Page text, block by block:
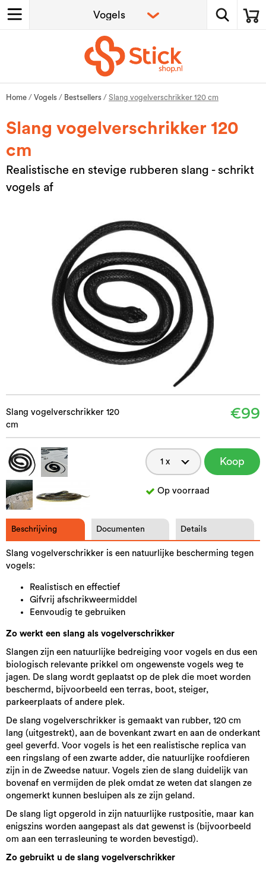
Home / Vogels / Bestsellers / Slang vogelverschrikker 120 cm
Slang vogelverschrikker 120
cm
Realistische en stevige rubberen slang - schrikt
vogels af
Slang vogelverschrikker 120
cm
€99
Koop
Op voorraad
Beschrijving Documenten Details
Slang vogelverschrikker is een natuurlijke bescherming tegen
vogels:
Realistisch en effectief
Gifvrij afschrikweermiddel
Eenvoudig te gebruiken
Zo werkt een slang als vogelverschrikker
Slangen zijn een natuurlijke bedreiging voor vogels en dus een
biologisch relevante prikkel om ongewenste vogels weg te
jagen. De slang wordt geplaatst op de plek die moet worden
beschermd, bijvoorbeeld een terras, boot, steiger,
parkeerplaats of andere plek.
De slang vogelverschrikker is gemaakt van rubber, 120 cm
lang (uitgestrekt), aan de bovenkant zwart en aan de onderkant
geel geverfd. Voor vogels is het een realistische replica van
een ringslang of een zwarte adder, die natuurlijke roofdieren
zijn in de Zweedse natuur. Vogels zien de slang duidelijk van
bovenaf en vermijden de plek omdat ze weten dat slangen ze
ongemerkt kunnen besluipen als ze zijn geland.
De slang ligt opgerold in zijn natuurlijke rustpositie, maar kan
enigszins worden aangepast als dat gewenst is (bijvoorbeeld
om aan een terrasleuning te worden bevestigd).
Zo gebruikt u de slang vogelverschrikker